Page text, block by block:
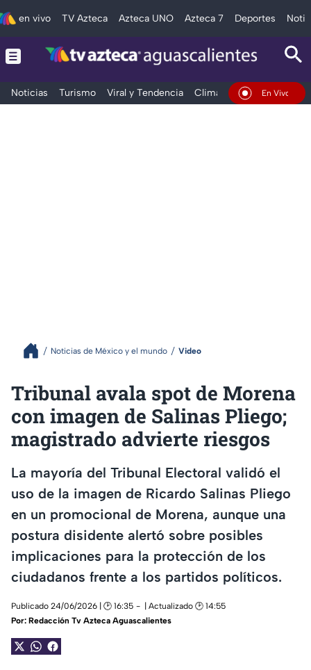
en vivo TV Azteca Azteca UNO Azteca 7 Deportes
Noticias Turismo Viral y Tendencia Clima DeportesEn Vivo
Noticias de México y el mundo Video
Tribunal avala spot de Morena
con imagen de Salinas Pliego;
magistrado advierte riesgos
La mayoría del Tribunal Electoral validó el
uso de la imagen de Ricardo Salinas Pliego
en un promocional de Morena, aunque una
postura disidente alertó sobre posibles
implicaciones para la protección de los
ciudadanos frente a los partidos políticos.
Publicado 24/06/2026 | 🕑 16:35
| Actualizado 🕑 14:55
Por: Redacción Tv Azteca Aguascalientes